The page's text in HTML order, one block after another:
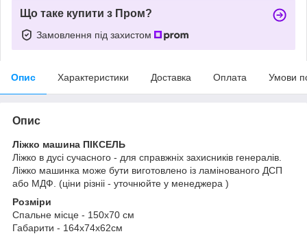
Що таке купити з Пром?
Замовлення під захистом
Опис Характеристики Доставка Оплата Умови
Опис
Ліжко машина ПІКСЕЛЬ
Ліжко в дусі сучасного - для справжніх захисників генералів.
Ліжко машинка може бути виготовлено із ламінованого ДСП
або МДФ. (ціни різніі - уточнюйте у менеджера )
Розміри
Спальне місце - 150х70 см
Габарити - 164х74х62см